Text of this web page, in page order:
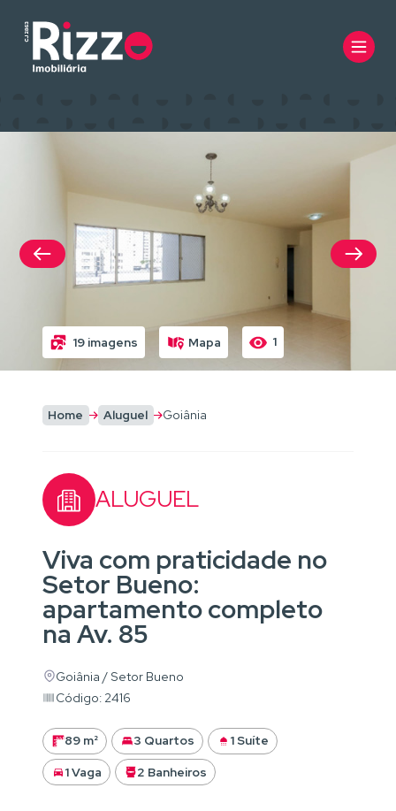
19 imagens Mapa 1
Home Aluguel Goiânia
ALUGUEL
Viva com praticidade no
Setor Bueno:
apartamento completo
na Av. 85
Goiânia / Setor Bueno
Código: 2416
89 m² 3 Quartos
1 Suíte
1 Vaga
2 Banheiros